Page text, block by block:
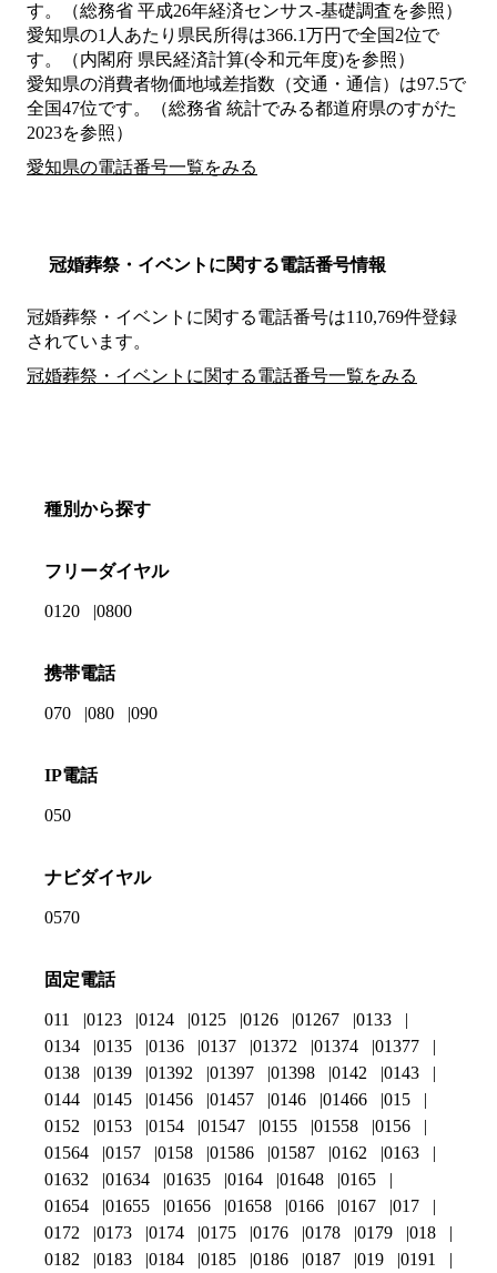
す。（総務省 平成26年経済センサス‐基礎調査を参照）
愛知県の1人あたり県民所得は366.1万円で全国2位で
す。（内閣府 県民経済計算(令和元年度)を参照）
愛知県の消費者物価地域差指数（交通・通信）は97.5で
全国47位です。（総務省 統計でみる都道府県のすがた
2023を参照）
愛知県の電話番号一覧をみる
冠婚葬祭・イベントに関する電話番号情報
冠婚葬祭・イベントに関する電話番号は110,769件登録
されています。
冠婚葬祭・イベントに関する電話番号一覧をみる
種別から探す
フリーダイヤル
0120 0800
携帯電話
070 080 090
IP電話
050
ナビダイヤル
0570
固定電話
011 0123 0124 0125 0126 01267
0133
0134
0135 0136 0137 01372 01374
01377
0138
0139 01392 01397 01398 0142
0143
0144
0145 01456 01457 0146 01466
015
0152
0153 0154 01547 0155 01558
0156
01564
0157 0158 01586 01587 0162
0163
01632
01634 01635 0164 01648
0165
01654
01655 01656 01658 0166 0167
017
0172
0173 0174 0175 0176 0178 0179
018
0182
0183 0184 0185 0186 0187 019 0191